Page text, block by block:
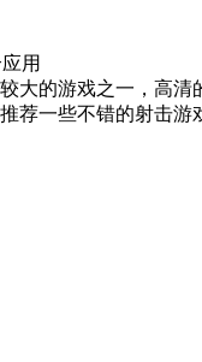
用
大的游戏之一，高
荐一些不错的射击游